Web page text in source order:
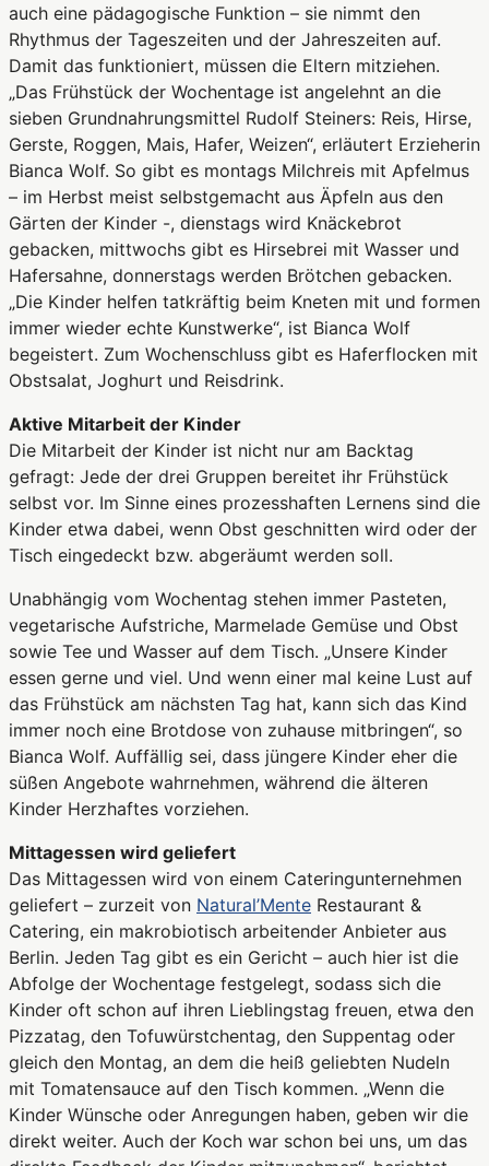
auch eine pädagogische Funktion – sie nimmt den
Rhythmus der Tageszeiten und der Jahreszeiten auf.
Damit das funktioniert, müssen die Eltern mitziehen.
„Das Frühstück der Wochentage ist angelehnt an die
sieben Grundnahrungsmittel Rudolf Steiners: Reis, Hirse,
Gerste, Roggen, Mais, Hafer, Weizen“, erläutert Erzieherin
Bianca Wolf. So gibt es montags Milchreis mit Apfelmus
– im Herbst meist selbstgemacht aus Äpfeln aus den
Gärten der Kinder -, dienstags wird Knäckebrot
gebacken, mittwochs gibt es Hirsebrei mit Wasser und
Hafersahne, donnerstags werden Brötchen gebacken.
„Die Kinder helfen tatkräftig beim Kneten mit und formen
immer wieder echte Kunstwerke“, ist Bianca Wolf
begeistert. Zum Wochenschluss gibt es Haferflocken mit
Obstsalat, Joghurt und Reisdrink.
Aktive Mitarbeit der Kinder
Die Mitarbeit der Kinder ist nicht nur am Backtag
gefragt: Jede der drei Gruppen bereitet ihr Frühstück
selbst vor. Im Sinne eines prozesshaften Lernens sind die
Kinder etwa dabei, wenn Obst geschnitten wird oder der
Tisch eingedeckt bzw. abgeräumt werden soll.
Unabhängig vom Wochentag stehen immer Pasteten,
vegetarische Aufstriche, Marmelade Gemüse und Obst
sowie Tee und Wasser auf dem Tisch. „Unsere Kinder
essen gerne und viel. Und wenn einer mal keine Lust auf
das Frühstück am nächsten Tag hat, kann sich das Kind
immer noch eine Brotdose von zuhause mitbringen“, so
Bianca Wolf. Auffällig sei, dass jüngere Kinder eher die
süßen Angebote wahrnehmen, während die älteren
Kinder Herzhaftes vorziehen.
Mittagessen wird geliefert
Das Mittagessen wird von einem Cateringunternehmen
geliefert – zurzeit von Natural’Mente Restaurant &
Catering, ein makrobiotisch arbeitender Anbieter aus
Berlin. Jeden Tag gibt es ein Gericht – auch hier ist die
Abfolge der Wochentage festgelegt, sodass sich die
Kinder oft schon auf ihren Lieblingstag freuen, etwa den
Pizzatag, den Tofuwürstchentag, den Suppentag oder
gleich den Montag, an dem die heiß geliebten Nudeln
mit Tomatensauce auf den Tisch kommen. „Wenn die
Kinder Wünsche oder Anregungen haben, geben wir die
direkt weiter. Auch der Koch war schon bei uns, um das